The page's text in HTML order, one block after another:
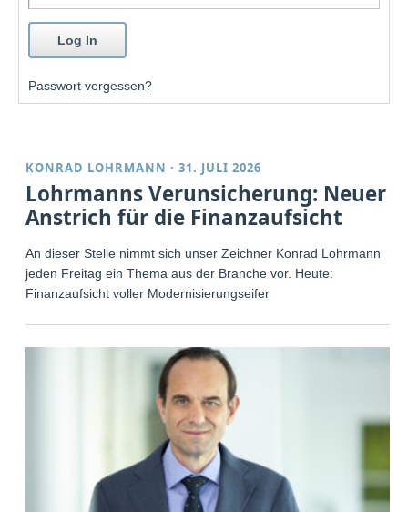
Passwort vergessen?
KONRAD LOHRMANN ·31. JULI 2026
Lohrmanns Verunsicherung: Neuer
Anstrich für die Finanzaufsicht
An dieser Stelle nimmt sich unser Zeichner Konrad Lohrmann
jeden Freitag ein Thema aus der Branche vor. Heute:
Finanzaufsicht voller Modernisierungseifer